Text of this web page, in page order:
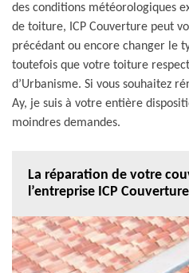
des conditions météorologiques
de toiture, ICP Couverture peut
précédant ou encore changer le
toutefois que votre toiture
d’Urbanisme. Si vous souhaitez
Ay, je suis à votre entière
moindres demandes.
La réparation de votre
l’entreprise ICP Couverture